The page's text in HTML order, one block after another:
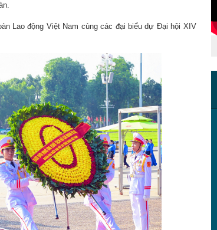
Lao động Việt Nam cùng các đại biểu dự Đại hội XIV